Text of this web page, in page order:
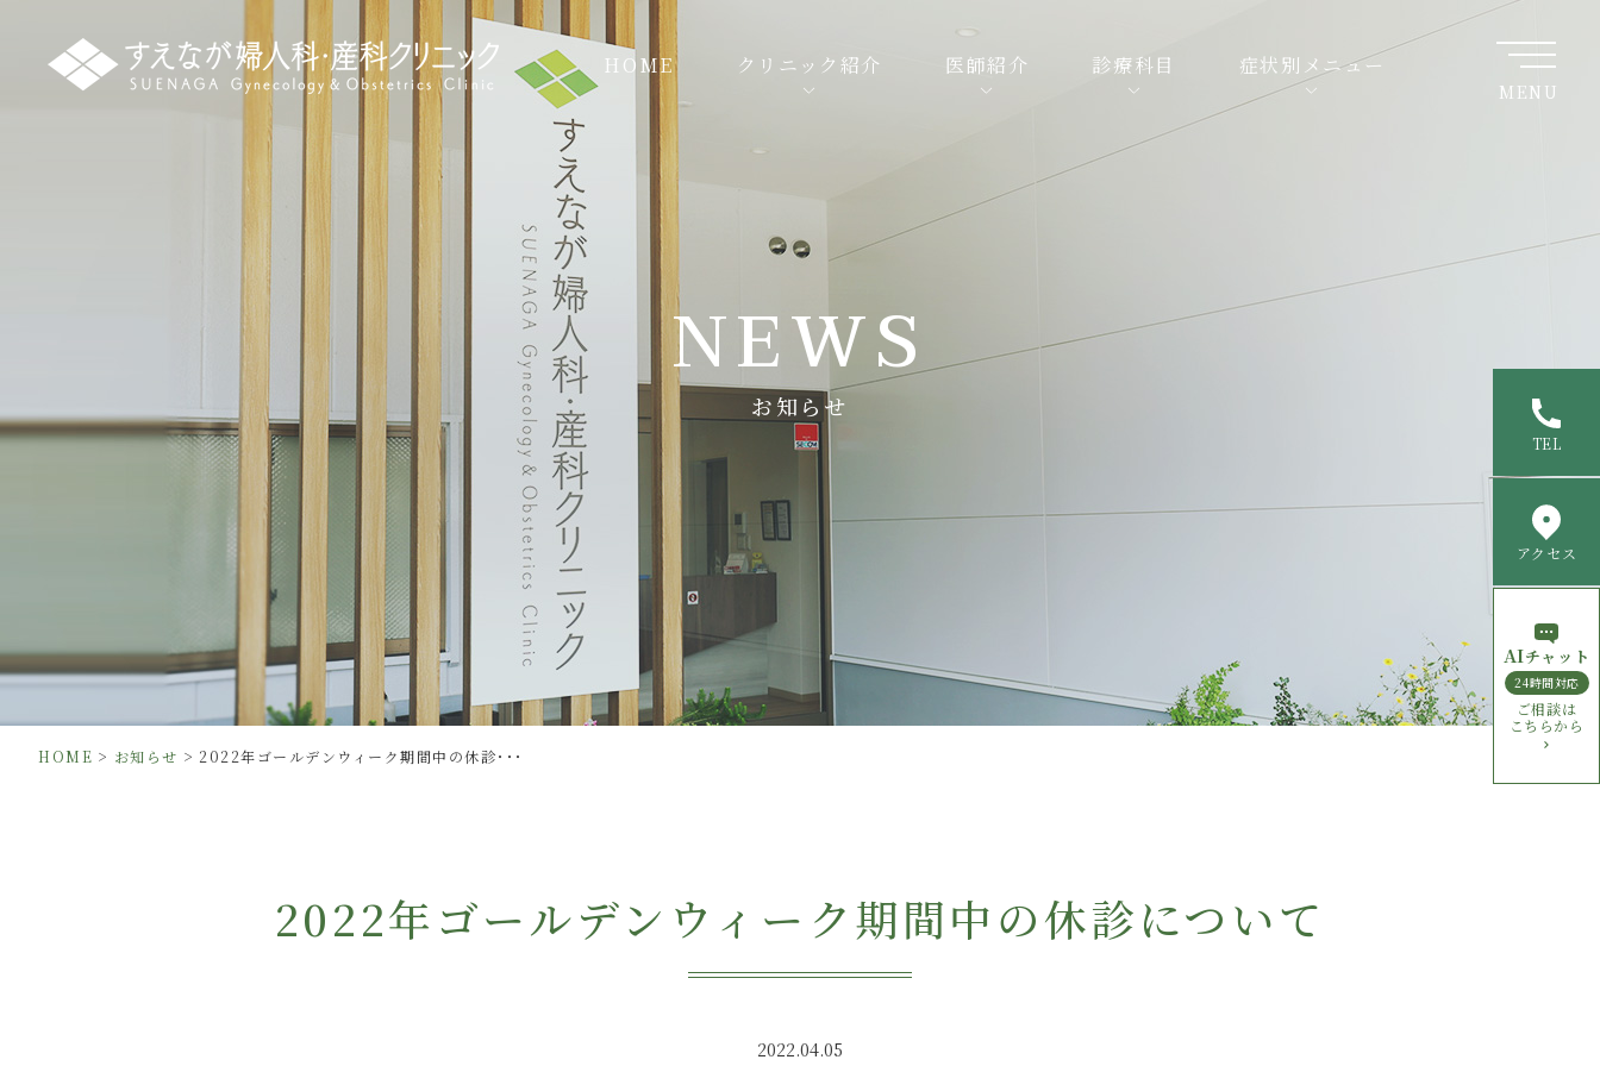
HOME クリニック紹介 医師紹介 診療科目 症状別メニュー
MENU
NEWS
お知らせ
HOME > お知らせ > 2022年ゴールデンウィーク期間中の休診･･･
2022年ゴールデンウィーク期間中の休診について
2022.04.05
TEL
アクセス
AIチャット
24時間対応
ご相談は
こちらから